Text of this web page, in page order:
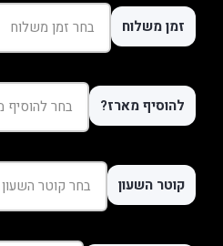
זמן משלוח
להוסיף מארז?
קוטר השעון